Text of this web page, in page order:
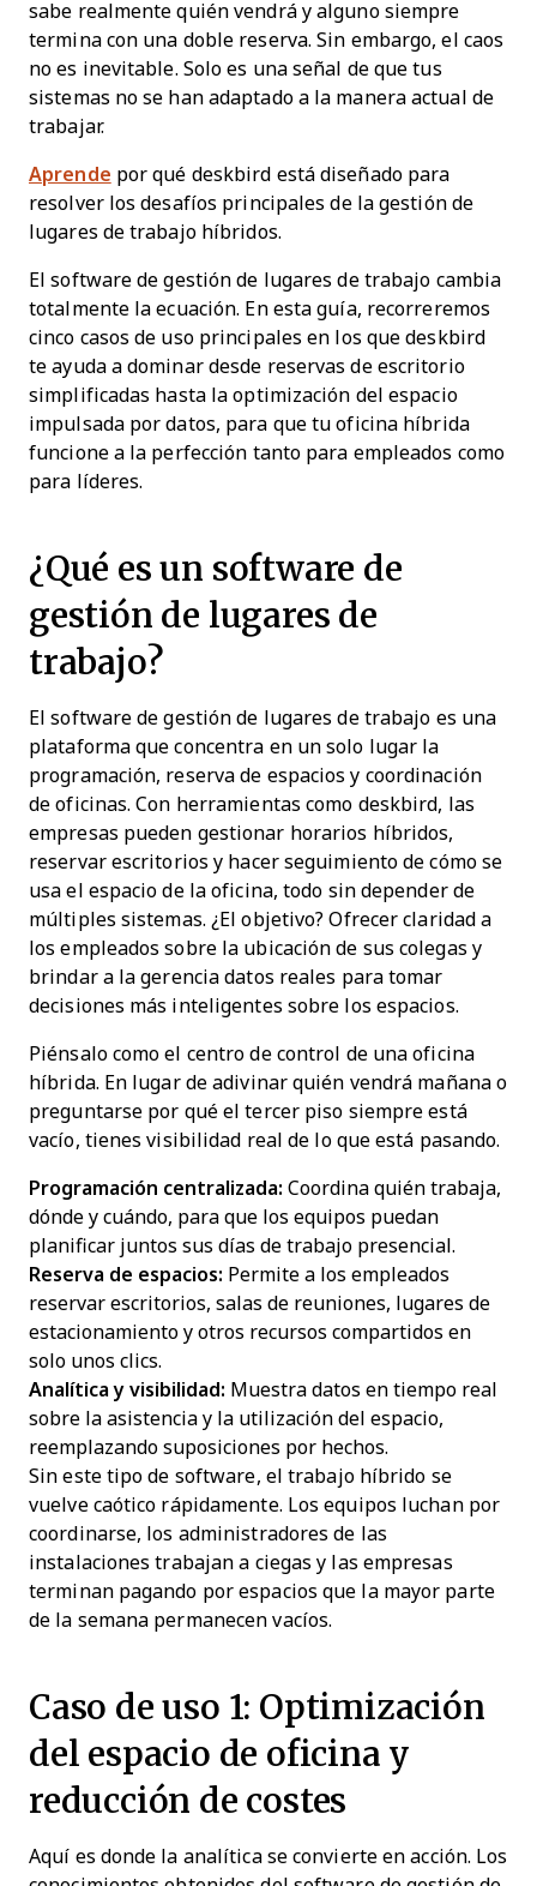
sabe realmente quién vendrá y alguno siempre
termina con una doble reserva. Sin embargo, el caos
no es inevitable. Solo es una señal de que tus
sistemas no se han adaptado a la manera actual de
trabajar.
Aprende por qué deskbird está diseñado para
resolver los desafíos principales de la gestión de
lugares de trabajo híbridos.
El software de gestión de lugares de trabajo cambia
totalmente la ecuación. En esta guía, recorreremos
cinco casos de uso principales en los que deskbird
te ayuda a dominar desde reservas de escritorio
simplificadas hasta la optimización del espacio
impulsada por datos, para que tu oficina híbrida
funcione a la perfección tanto para empleados como
para líderes.
¿Qué es un software de
gestión de lugares de
trabajo?
El software de gestión de lugares de trabajo es una
plataforma que concentra en un solo lugar la
programación, reserva de espacios y coordinación
de oficinas. Con herramientas como deskbird, las
empresas pueden gestionar horarios híbridos,
reservar escritorios y hacer seguimiento de cómo se
usa el espacio de la oficina, todo sin depender de
múltiples sistemas. ¿El objetivo? Ofrecer claridad a
los empleados sobre la ubicación de sus colegas y
brindar a la gerencia datos reales para tomar
decisiones más inteligentes sobre los espacios.
Piénsalo como el centro de control de una oficina
híbrida. En lugar de adivinar quién vendrá mañana o
preguntarse por qué el tercer piso siempre está
vacío, tienes visibilidad real de lo que está pasando.
Programación centralizada: Coordina quién trabaja,
dónde y cuándo, para que los equipos puedan
planificar juntos sus días de trabajo presencial.
Reserva de espacios: Permite a los empleados
reservar escritorios, salas de reuniones, lugares de
estacionamiento y otros recursos compartidos en
solo unos clics.
Analítica y visibilidad: Muestra datos en tiempo real
sobre la asistencia y la utilización del espacio,
reemplazando suposiciones por hechos.
Sin este tipo de software, el trabajo híbrido se
vuelve caótico rápidamente. Los equipos luchan por
coordinarse, los administradores de las
instalaciones trabajan a ciegas y las empresas
terminan pagando por espacios que la mayor parte
de la semana permanecen vacíos.
Caso de uso 1: Optimización
del espacio de oficina y
reducción de costes
Aquí es donde la analítica se convierte en acción. Los